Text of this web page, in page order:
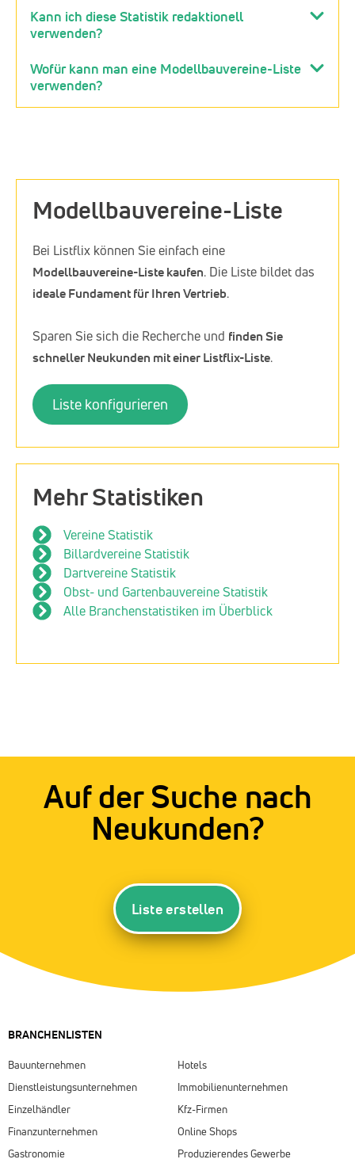
Kann ich diese Statistik redaktionell
verwenden?
Wofür kann man eine Modellbauvereine-Liste
verwenden?
Modellbauvereine-Liste
Bei Listflix können Sie einfach eine
Modellbauvereine-Liste kaufen. Die Liste bildet das
ideale Fundament für Ihren Vertrieb.
Sparen Sie sich die Recherche und finden Sie
schneller Neukunden mit einer Listflix-Liste.
Liste konfigurieren
Mehr Statistiken
Vereine Statistik
Billardvereine Statistik
Dartvereine Statistik
Obst- und Gartenbauvereine Statistik
Alle Branchenstatistiken im Überblick
Auf der Suche nach
Neukunden?
Liste erstellen
BRANCHENLISTEN
Bauunternehmen
Dienstleistungsunternehmen
Einzelhändler
Finanzunternehmen
Gastronomie
Hotels
Immobilienunternehmen
Kfz-Firmen
Online Shops
Produzierendes Gewerbe